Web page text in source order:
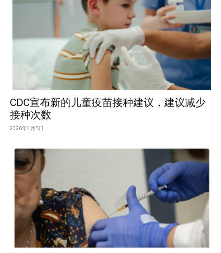
CDC宣布新的儿童疫苗接种建议，建议减少
接种次数
2026年1月5日